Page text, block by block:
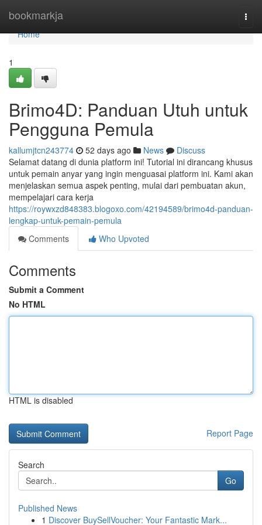
bookmarkja
Home
Home
1
Brimo4D: Panduan Utuh untuk
Pengguna Pemula
kallumjtcn243774 52 days ago News
Discuss
Selamat datang di dunia platform ini! Tutorial ini dirancang khusus
untuk pemain anyar yang ingin menguasai platform ini. Kami akan
menjelaskan semua aspek penting, mulai dari pembuatan akun,
mempelajari cara kerja
https://roywxzd848383.blogoxo.com/42194589/brimo4d-panduan-
lengkap-untuk-pemain-pemula
Comments
Who Upvoted
Comments
Submit a Comment
No HTML
HTML is disabled
Report Page
Search
Go
Published News
1 Discover BuySellVoucher: Your Fantastic Mark...